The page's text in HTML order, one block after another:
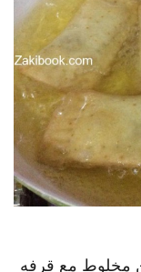
مخلوط مع قرفه